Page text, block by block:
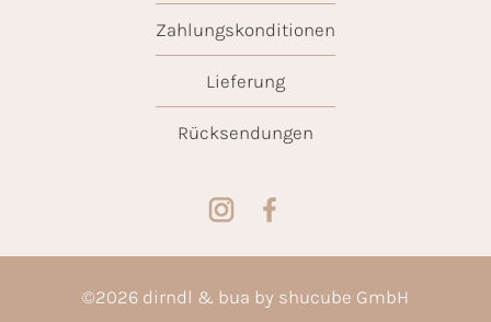
Zahlungskonditionen
Lieferung
Rücksendungen
©2026 dirndl & bua by shucube GmbH